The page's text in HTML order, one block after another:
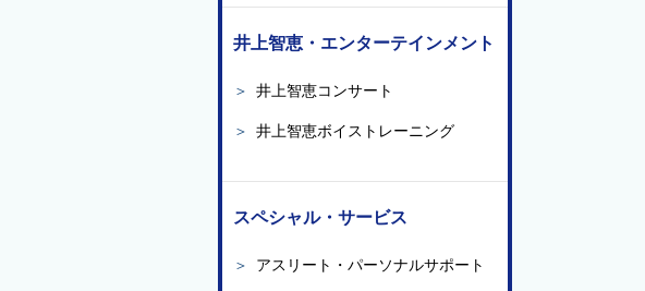
井上智恵・エンターテインメント
＞ 井上智恵コンサート
＞ 井上智恵ボイストレーニング
スペシャル・サービス
＞ アスリート・パーソナルサポート